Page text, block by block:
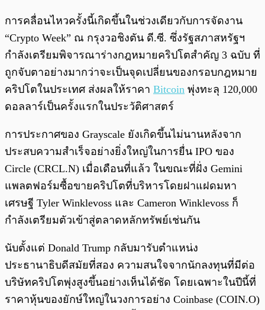
การคลื่อนไหวครั้งนี้เกิดขึ้นในช่วงเดียวกับการจัดงาน
“Crypto Week” ณ กรุงวอชิงตัน ดี.ซี. ซึ่งรัฐสภาสหรัฐฯ
กำลังเตรียมพิจารณาร่างกฎหมายคริปโตสำคัญ 3 ฉบับ ที่
ถูกจับตาอย่างมากว่าจะเป็นจุดเปลี่ยนของกรอบกฎหมาย
คริปโตในประเทศ ส่งผลให้ราคา Bitcoin พุ่งทะลุ 120,000
ดอลลาร์เป็นครั้งแรกในประวัติศาสตร์
การประกาศของ Grayscale ยังเกิดขึ้นไม่นานหลังจาก
ประสบความสำเร็จอย่างยิ่งใหญ่ในการยื่น IPO ของ
Circle (CRCL.N) เมื่อเดือนที่แล้ว ในขณะที่ฝั่ง Gemini
แพลตฟอร์มซื้อขายคริปโตที่บริหารโดยฝาแฝดมหา
เศรษฐี Tyler Winklevoss และ Cameron Winklevoss ก็
กำลังเตรียมตัวเข้าสู่ตลาดหลักทรัพย์เช่นกัน
นับตั้งแต่ Donald Trump กลับมารับตำแหน่ง
ประธานาธิบดีสมัยที่สอง ความสนใจจากนักลงทุนที่มีต่อ
บริษัทคริปโตพุ่งสูงขึ้นอย่างเห็นได้ชัด โดยเฉพาะในปีนี้ที่
ราคาหุ้นของยักษ์ใหญ่ในวงการอย่าง Coinbase (COIN.O)